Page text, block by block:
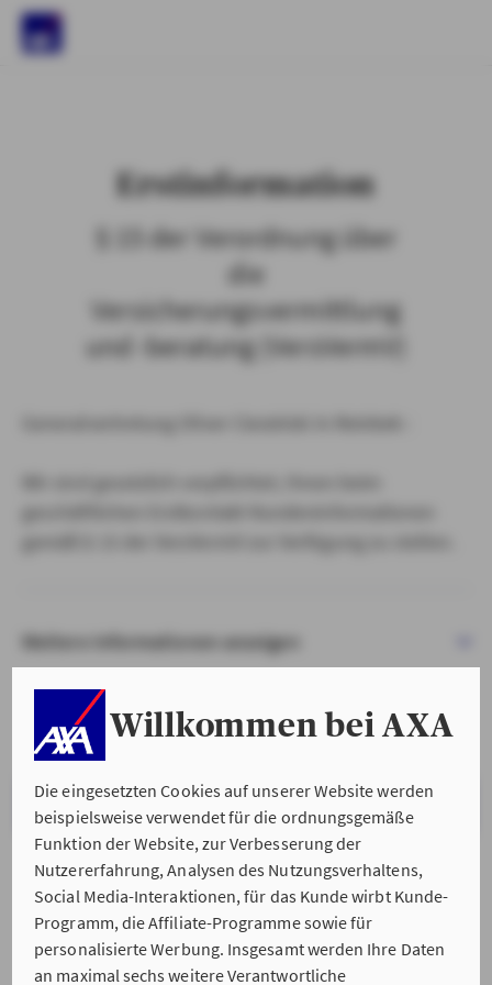
Willkommen bei AXA
Die eingesetzten Cookies auf unserer Website werden
beispielsweise verwendet für die ordnungsgemäße
Funktion der Website, zur Verbesserung der
Nutzererfahrung, Analysen des Nutzungsverhaltens,
Social Media-Interaktionen, für das Kunde wirbt Kunde-
Programm, die Affiliate-Programme sowie für
personalisierte Werbung. Insgesamt werden Ihre Daten
an maximal sechs weitere Verantwortliche
Erstinformation
§ 15 der Verordnung über
die
Versicherungsvermittlung
und -beratung (VersVermV)
Weitere Informationen anzeigen
VERSTANDEN & WEITER